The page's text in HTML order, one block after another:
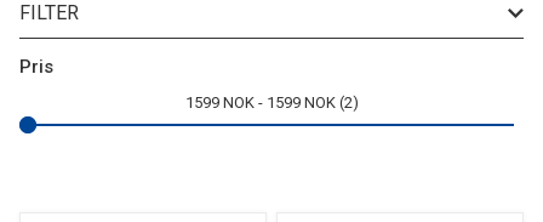
FILTER
Pris
1599 NOK 1599 NOK 2